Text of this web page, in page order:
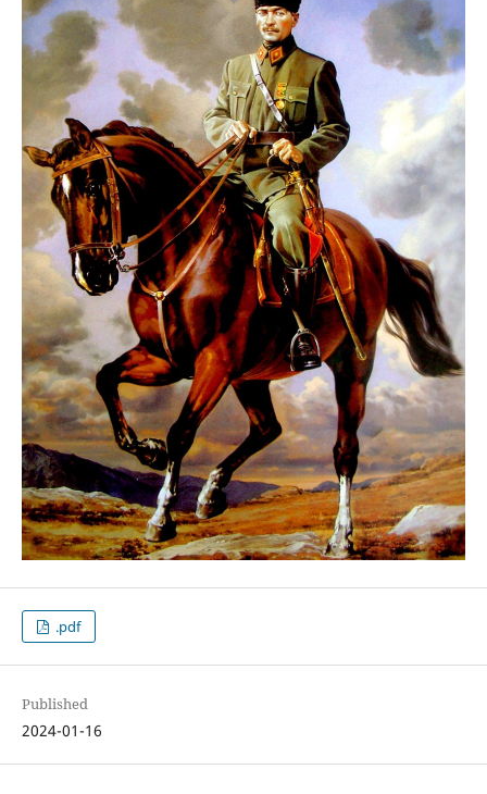
.pdf
Published
2024-01-16